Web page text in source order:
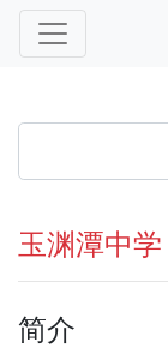
玉渊潭中学
简介